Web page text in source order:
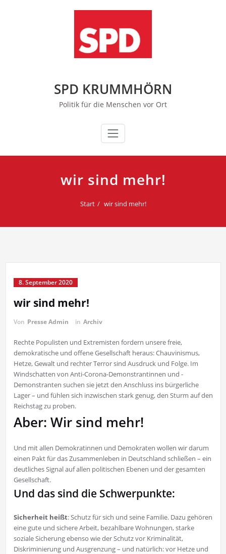
SPD KRUMMHÖRN
Politik für die Menschen vor Ort
wir sind mehr!
Start wir sind mehr!
8. September 2020
wir sind mehr!
Von Presse Admin in Archiv
Rechte Populisten und Extremisten fordern unsere freie,
demokratische und offene Gesellschaft heraus: Chauvinismus,
Hetze, Gewalt und rechter Terror sind Ausdruck und Folge. Im
Windschatten von Anti-Corona-Demonstrantinnen und -
Demonstranten suchen sie jetzt den Anschluss ins bürgerliche
Lager – und fühlen sich inzwischen stark genug, den Sturm auf den
Reichstag zu proben.
Aber: Wir sind mehr!
Und mit allen Demokratinnen und Demokraten wollen wir darum
einen Pakt für das Zusammenleben in Deutschland schließen – ein
deutliches Signal auf allen politischen Ebenen und der gesamten
Gesellschaft.
Und das sind die Schwerpunkte:
Sicherheit heißt: Schutz für sich und seine Familie. Dazu gehören
eine gute und sichere Arbeit, bezahlbare Wohnungen, starke
soziale Sicherung ebenso wie der Schutz vor Kriminalität,
Diskriminierung und Ausgrenzung – und natürlich: vor Hetze und